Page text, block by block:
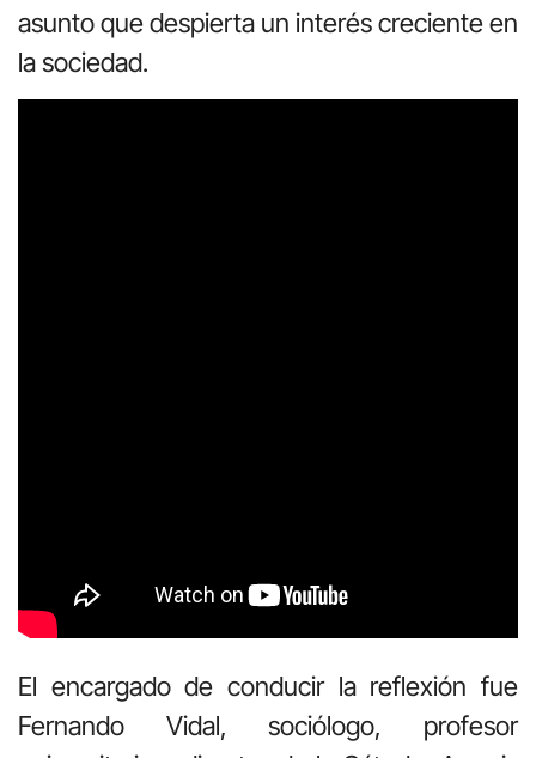
asunto que despierta un interés creciente en
la sociedad.
El encargado de conducir la reflexión fue
Fernando Vidal, sociólogo, profesor